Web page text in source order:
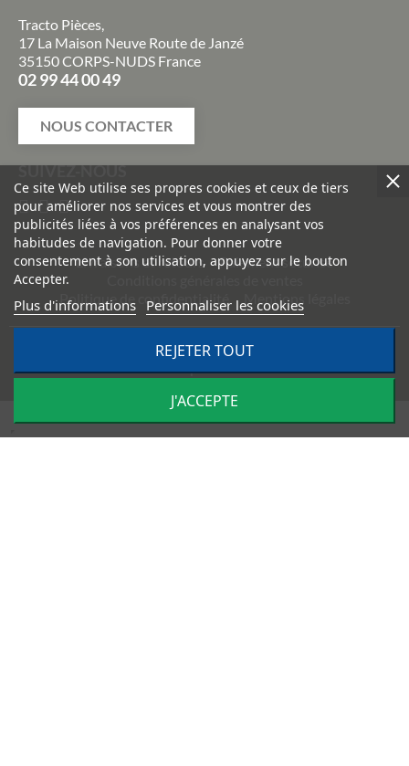
Tracto Pièces,
17 La Maison Neuve Route de Janzé
35150 CORPS-NUDS France
02 99 44 00 49
NOUS CONTACTER
SUIVEZ-NOUS
Livraisons et retours
Paiement sécurisé
Politique de confidentialité
Mentions légales
TRACTO PIÈCES - Conception & réalisation :
Ce site Web utilise ses propres cookies et ceux de tiers
pour améliorer nos services et vous montrer des
publicités liées à vos préférences en analysant vos
habitudes de navigation. Pour donner votre
consentement à son utilisation, appuyez sur le bouton
Accepter.
Plus d'informations Personnaliser les cookies
REJETER TOUT
J'ACCEPTE